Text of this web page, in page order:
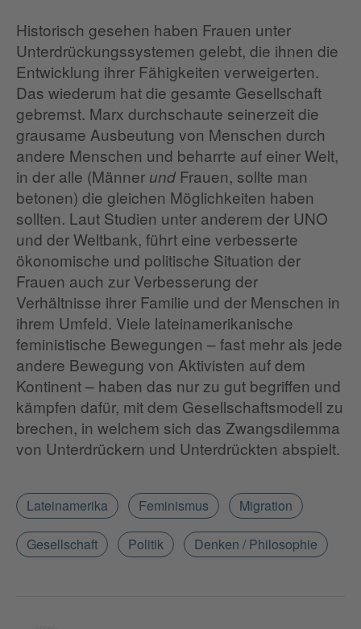
Historisch gesehen haben Frauen unter
Unterdrückungssystemen gelebt, die ihnen die
Entwicklung ihrer Fähigkeiten verweigerten.
Das wiederum hat die gesamte Gesellschaft
gebremst. Marx durchschaute seinerzeit die
grausame Ausbeutung von Menschen durch
andere Menschen und beharrte auf einer Welt,
in der alle (Männer und Frauen, sollte man
betonen) die gleichen Möglichkeiten haben
sollten. Laut Studien unter anderem der UNO
und der Weltbank, führt eine verbesserte
ökonomische und politische Situation der
Frauen auch zur Verbesserung der
Verhältnisse ihrer Familie und der Menschen in
ihrem Umfeld. Viele lateinamerikanische
feministische Bewegungen – fast mehr als jede
andere Bewegung von Aktivisten auf dem
Kontinent – haben das nur zu gut begriffen und
kämpfen dafür, mit dem Gesellschaftsmodell zu
brechen, in welchem sich das Zwangsdilemma
von Unterdrückern und Unterdrückten abspielt.
Lateinamerika Feminismus Migration
Gesellschaft Politik Denken / Philosophie